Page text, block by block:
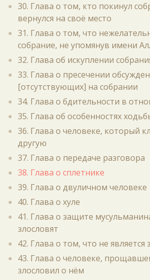
30. Глава о том, кто покинул
вернулся на своё место
31. Глава о том, что
собрание, не упомянув имени
32. Глава об искуплении
33. Глава о пресечении
[отсутствующих] на собрании
34. Глава о бдительности в
35. Глава об особенностях
36. Глава о человеке, который
другую
37. Глава о передаче разговора
38. Глава о сплетнике
39. Глава о двуличном человеке
40. Глава о хуле
41. Глава о защите
злословят
42. Глава о том, что не является
43. Глава о человеке,
злословил о нём